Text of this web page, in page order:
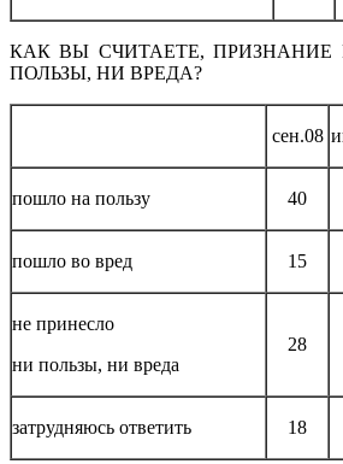
КАК ВЫ СЧИТАЕТЕ,
ПОЛЬЗЫ, НИ ВРЕДА?
сен.08
пошло на пользу 40
пошло во вред 15
не принесло
ни пользы, ни вреда
28
затрудняюсь ответить 18